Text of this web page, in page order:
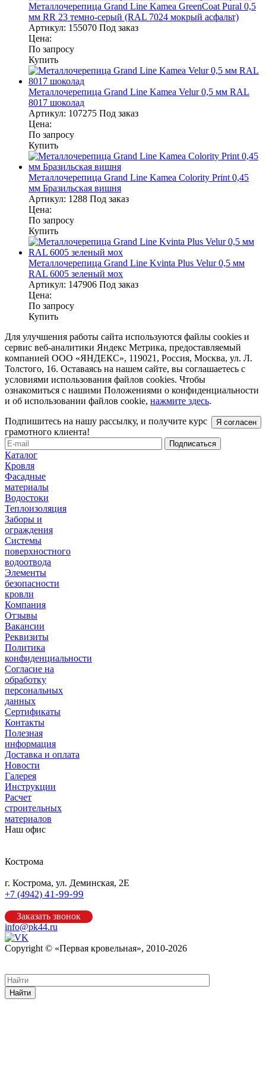
Металлочерепица Grand Line Kamea GreenCoat Pural 0,5
мм RR 23 темно-серый (RAL 7024 мокрый асфальт)
Артикул: 155070 Под заказ
Цена:
По запросу
Купить
Металлочерепица Grand Line Kamea Velur 0,5 мм RAL
8017 шоколад
Артикул: 107275 Под заказ
Цена:
По запросу
Купить
Металлочерепица Grand Line Kamea Colority Print 0,45
мм Бразильская вишня
Артикул: 1288 Под заказ
Цена:
По запросу
Купить
Металлочерепица Grand Line Kvinta Plus Velur 0,5 мм
RAL 6005 зеленый мох
Артикул: 147906 Под заказ
Цена:
По запросу
Купить
Для улучшения работы сайта используются файлы cookies и
сервис веб-аналитики Яндекс Метрика, предоставляемый
компанией ООО «ЯНДЕКС», 119021, Россия, Москва, ул. Л.
Толстого, 16. Оставаясь на нашем сайте, вы соглашаетесь с
условиями использования файлов cookies. Чтобы
ознакомиться с нашими Положениями о конфиденциальности
и об использовании файлов cookie, нажмите здесь.
Я согласен
Подпишитесь на нашу рассылку, и получите курс
грамотного клиента!
Каталог
Кровля
Фасадные
материалы
Водостоки
Теплоизоляция
Заборы и
ограждения
Системы
поверхностного
водоотвода
Элементы
безопасности
кровли
Компания
Отзывы
Вакансии
Реквизиты
Политика
конфиденциальности
Согласие на
обработку
персональных
данных
Сертификаты
Контакты
Полезная
информация
Доставка и оплата
Новости
Галерея
Инструкции
Расчет
строительных
материалов
Наш офис
Кострома
г. Кострома, ул. Деминская, 2Е
+7 (4942) 41-99-99
Заказать звонок
info@pk44.ru
Copyright © «Первая кровельная», 2010-2026
Найти